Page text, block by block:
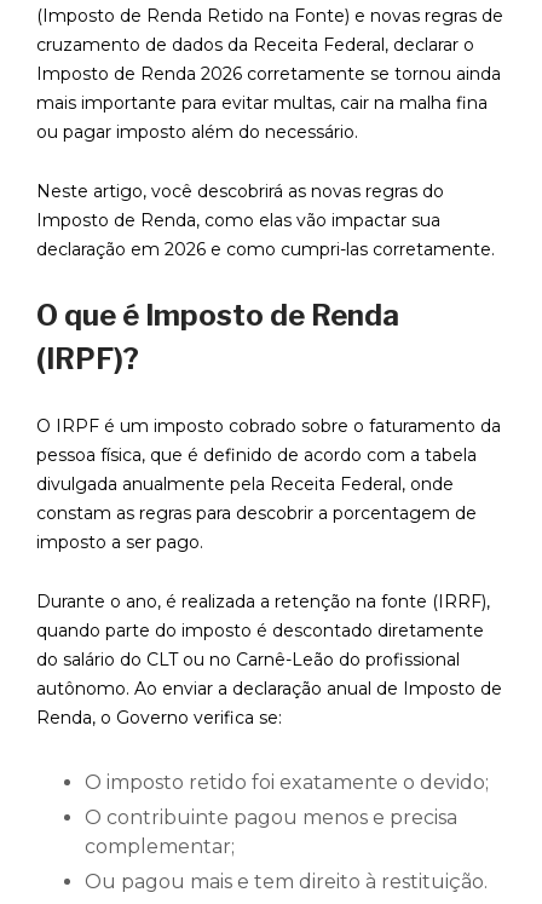
(Imposto de Renda Retido na Fonte) e novas regras de
cruzamento de dados da Receita Federal, declarar o
Imposto de Renda 2026 corretamente se tornou ainda
mais importante para evitar multas, cair na malha fina
ou pagar imposto além do necessário.
Neste artigo, você descobrirá as novas regras do
Imposto de Renda, como elas vão impactar sua
declaração em 2026 e como cumpri-las corretamente.
O que é Imposto de Renda
(IRPF)?
O IRPF é um imposto cobrado sobre o faturamento da
pessoa física, que é definido de acordo com a tabela
divulgada anualmente pela Receita Federal, onde
constam as regras para descobrir a porcentagem de
imposto a ser pago.
Durante o ano, é realizada a retenção na fonte (IRRF),
quando parte do imposto é descontado diretamente
do salário do CLT ou no Carnê-Leão do profissional
autônomo. Ao enviar a declaração anual de Imposto de
Renda, o Governo verifica se:
O imposto retido foi exatamente o devido;
O contribuinte pagou menos e precisa
complementar;
Ou pagou mais e tem direito à restituição.